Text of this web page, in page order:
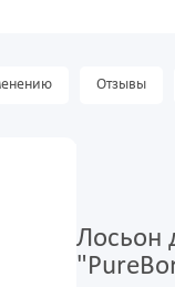
Отзывы
Лосьон